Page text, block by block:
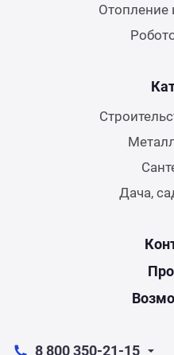
Отопление
Дача,
8 800 350-21-15